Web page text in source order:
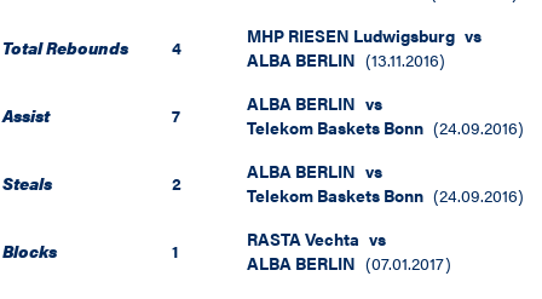
Total Rebounds 4 MHP RIESEN Ludwigsburg vs
ALBA BERLIN (13.11.2016)
Assist 7 ALBA BERLIN vs
Telekom Baskets Bonn (24.09.2016)
Steals 2 ALBA BERLIN vs
Telekom Baskets Bonn (24.09.2016)
Blocks 1 RASTA Vechta vs
ALBA BERLIN (07.01.2017)